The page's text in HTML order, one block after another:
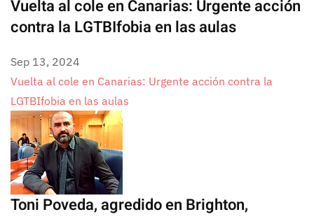
Vuelta al cole en Canarias: Urgente acción
contra la LGTBIfobia en las aulas
Sep 13, 2024
Vuelta al cole en Canarias: Urgente acción contra la
LGTBIfobia en las aulas
Toni Poveda, agredido en Brighton,